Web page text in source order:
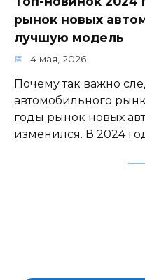
рынок новых
лучшую модель
4 мая, 2026
Почему так важно
автомобильного
годы рынок новых
изменился. В 2024